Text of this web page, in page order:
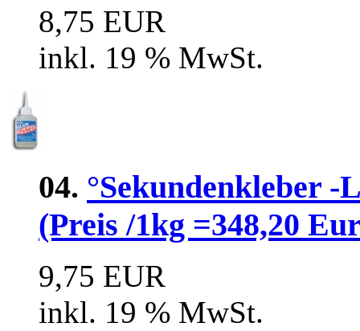
8,75 EUR
inkl. 19 % MwSt.
04. °Sekundenkleber
(Preis /1kg =348,20
9,75 EUR
inkl. 19 % MwSt.